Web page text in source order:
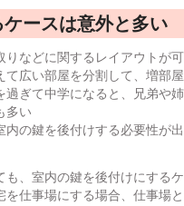
ースは意外と多い
などに関するレイアウトが可
広い部屋を分割して、増部屋
過ぎて中学になると、兄弟や姉
多い
の鍵を後付けする必要性が出
、室内の鍵を後付けにするケ
仕事場にする場合、仕事場と